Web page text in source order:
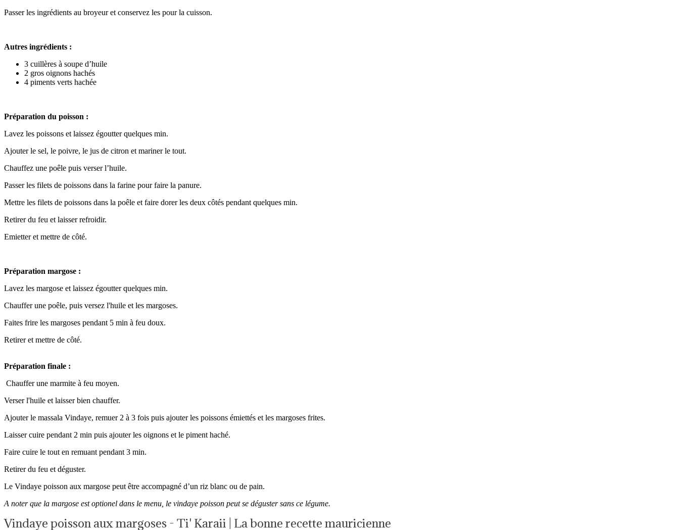
Passer les ingrédients au broyeur et conservez les pour la cuisson.
Autres ingrédients :
3 cuillères à soupe d’huile
2 gros oignons hachés
4 piments verts hachée
Préparation du poisson :
Lavez les poissons et laissez égoutter quelques min.
Ajouter le sel, le poivre, le jus de citron et mariner le tout.
Chauffez une poêle puis verser l’huile.
Passer les filets de poissons dans la farine pour faire la panure.
Mettre les filets de poissons dans la poêle et faire dorer les deux côtés pendant quelques min.
Retirer du feu et laisser refroidir.
Emietter et mettre de côté.
Préparation margose :
Lavez les margose et laissez égoutter quelques min.
Chauffer une poêle, puis versez l'huile et les margoses.
Faites frire les margoses pendant 5 min à feu doux.
Retirer et mettre de côté.
Préparation finale :
Chauffer une marmite à feu moyen.
Verser l'huile et laisser bien chauffer.
Ajouter le massala Vindaye, remuer 2 à 3 fois puis ajouter les poissons émiettés et les margoses frites.
Laisser cuire pendant 2 min puis ajouter les oignons et le piment haché.
Faire cuire le tout en remuant pendant 3 min.
Retirer du feu et déguster.
Le Vindaye poisson aux margose peut être accompagné d’un riz blanc ou de pain.
A noter que la margose est optionel dans le menu, le vindaye poisson peut se déguster sans ce légume.
Vindaye poisson aux margoses - Ti' Karaii | La bonne recette mauricienne